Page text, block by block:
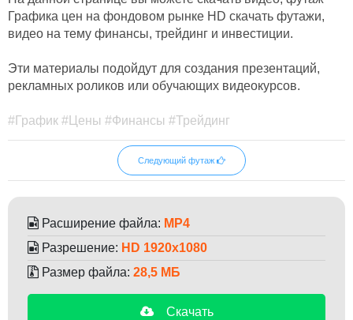
Графика цен на фондовом рынке HD скачать футажи,
видео на тему финансы, трейдинг и инвестиции.
Эти материалы подойдут для создания презентаций,
рекламных роликов или обучающих видеокурсов.
#График #Цены #Финансы #Трейдинг
Следующий футаж
Расширение файла: MP4
Разрешение: HD 1920x1080
Размер файла: 28,5 МБ
Скачать